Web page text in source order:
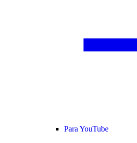
Para YouTube